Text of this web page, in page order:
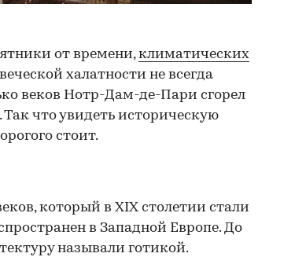
от времени,климатических
халатности не всегда
веков Нотр-Дам-де-Пари сгорел
что увидеть историческую
стоит.
который в XIX столетии стали
в Западной Европе. До
называли готикой.